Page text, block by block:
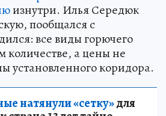
изнутри. Илья Середюк
пообщался с
все виды горючего
количестве, а цены не
установленного коридора.
натянули «сетку»для